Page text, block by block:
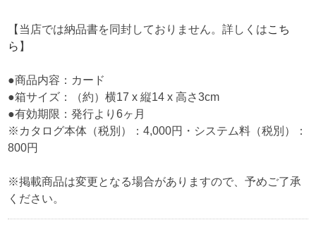
【当店では納品書を同封しておりません。詳しくはこち
ら 】
●商品内容：カード
●箱サイズ：（約）横17 x 縦14 x 高さ3cm
●有効期限：発行より6ヶ月
※カタログ本体（税別）：4,000円・システム料（税別）：
800円
※掲載商品は変更となる場合がありますので、予めご了承
ください。